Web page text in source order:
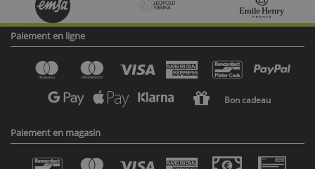
Paiement en ligne
Bon cadeau
Paiement en magasin